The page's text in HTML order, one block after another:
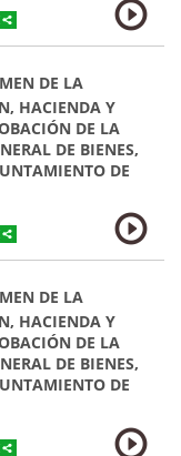
DE LA
HACIENDA Y
DE LA
DE BIENES,
DE
DE LA
HACIENDA Y
DE LA
DE BIENES,
DE